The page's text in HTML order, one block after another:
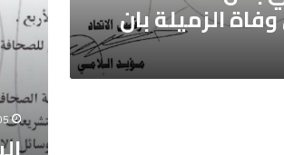
الزميلة بان
مايو